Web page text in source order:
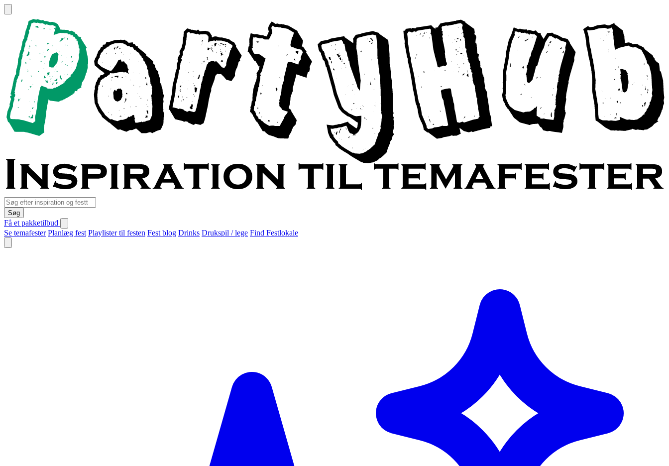
Søg
Få et pakketilbud
Se temafester Planlæg fest Playlister til festen Fest blog Drinks Drukspil / lege Find Festlokale